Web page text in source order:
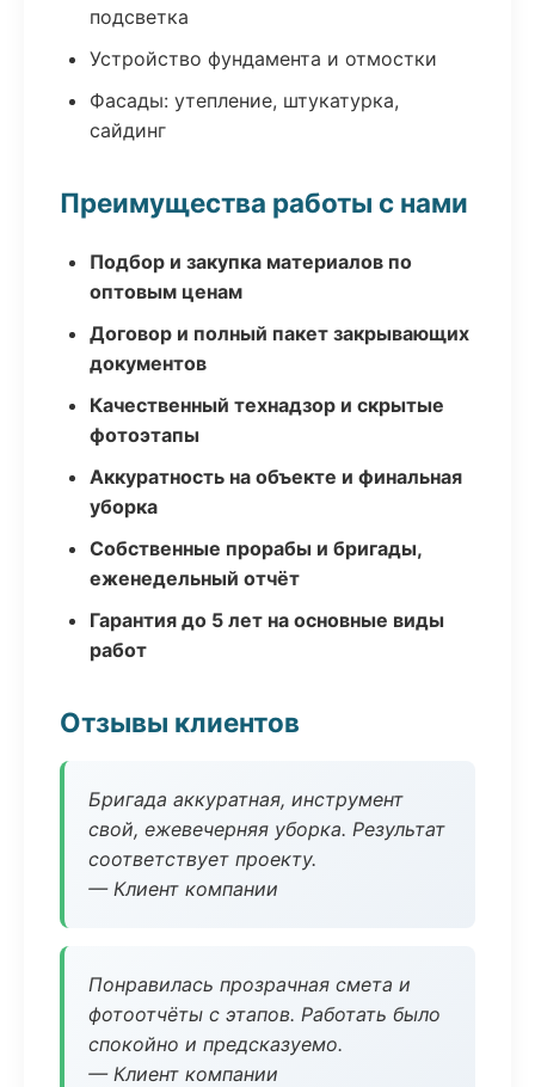
подсветка
Устройство фундамента и отмостки
Фасады: утепление, штукатурка,
сайдинг
Преимущества работы с нами
Подбор и закупка материалов по
оптовым ценам
Договор и полный пакет закрывающих
документов
Качественный технадзор и скрытые
фотоэтапы
Аккуратность на объекте и финальная
уборка
Собственные прорабы и бригады,
еженедельный отчёт
Гарантия до 5 лет на основные виды
работ
Отзывы клиентов
Бригада аккуратная, инструмент
свой, ежевечерняя уборка. Результат
соответствует проекту.
— Клиент компании
Понравилась прозрачная смета и
фотоотчёты с этапов. Работать было
спокойно и предсказуемо.
— Клиент компании